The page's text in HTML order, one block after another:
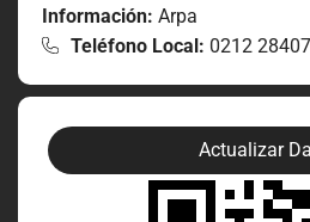
Información: Arpa
Teléfono Local: 0212
Actualizar